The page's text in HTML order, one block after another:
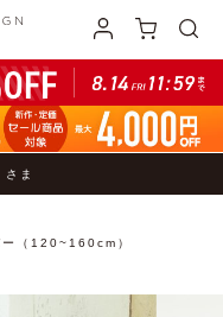
ま
ー（120~160cm）